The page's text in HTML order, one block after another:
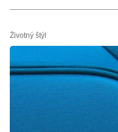
Životný štýl